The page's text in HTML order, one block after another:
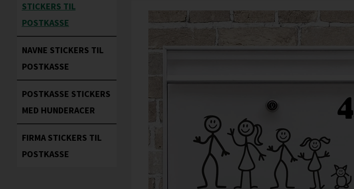
STICKERS TIL
POSTKASSE
NAVNE STICKERS TIL
POSTKASSE
POSTKASSE STICKERS
MED HUNDERACER
FIRMA STICKERS TIL
POSTKASSE